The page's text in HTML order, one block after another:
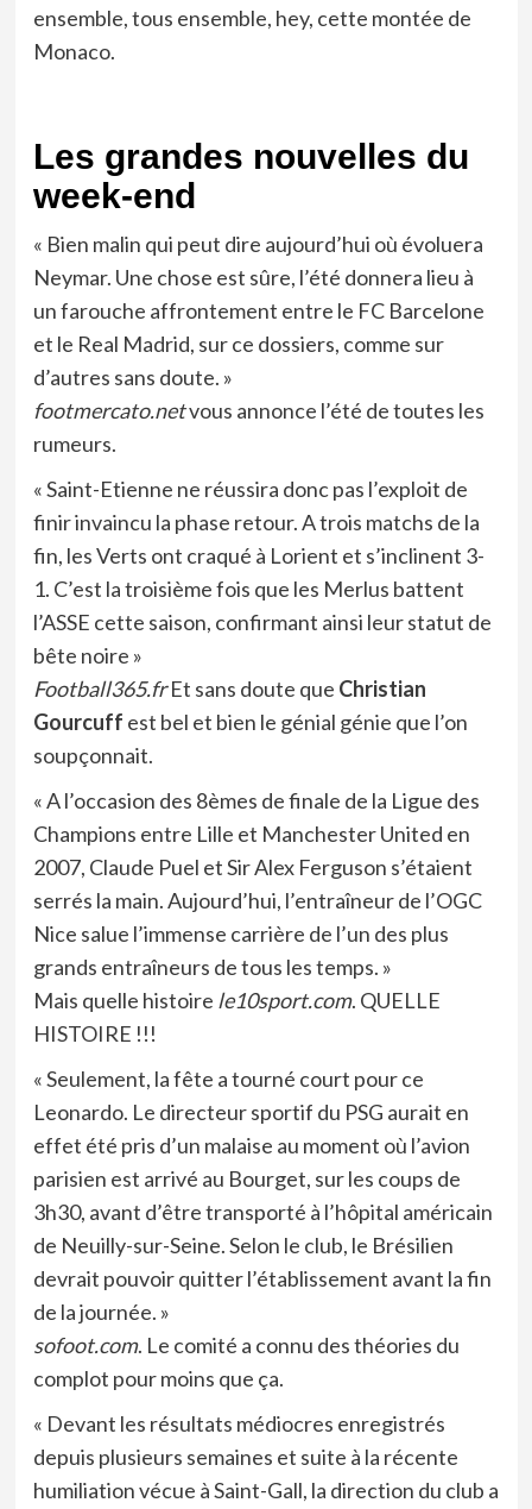
ensemble, tous ensemble, hey, cette montée de
Monaco.
Les grandes nouvelles du
week-end
« Bien malin qui peut dire aujourd’hui où évoluera
Neymar. Une chose est sûre, l’été donnera lieu à
un farouche affrontement entre le FC Barcelone
et le Real Madrid, sur ce dossiers, comme sur
d’autres sans doute. »
footmercato.netvous annonce l’été de toutes les
rumeurs.
« Saint-Etienne ne réussira donc pas l’exploit de
finir invaincu la phase retour. A trois matchs de la
fin, les Verts ont craqué à Lorient et s’inclinent 3-
1. C’est la troisième fois que les Merlus battent
l’ASSE cette saison, confirmant ainsi leur statut de
bête noire »
Football365.frEt sans doute que Christian
Gourcuff est bel et bien le génial génie que l’on
soupçonnait.
« A l’occasion des 8èmes de finale de la Ligue des
Champions entre Lille et Manchester United en
2007, Claude Puel et Sir Alex Ferguson s’étaient
serrés la main. Aujourd’hui, l’entraîneur de l’OGC
Nice salue l’immense carrière de l’un des plus
grands entraîneurs de tous les temps. »
Mais quelle histoire le10sport.com. QUELLE
HISTOIRE !!!
« Seulement, la fête a tourné court pour ce
Leonardo. Le directeur sportif du PSG aurait en
effet été pris d’un malaise au moment où l’avion
parisien est arrivé au Bourget, sur les coups de
3h30, avant d’être transporté à l’hôpital américain
de Neuilly-sur-Seine. Selon le club, le Brésilien
devrait pouvoir quitter l’établissement avant la fin
de la journée. »
sofoot.com. Le comité a connu des théories du
complot pour moins que ça.
« Devant les résultats médiocres enregistrés
depuis plusieurs semaines et suite à la récente
humiliation vécue à Saint-Gall, la direction du club a